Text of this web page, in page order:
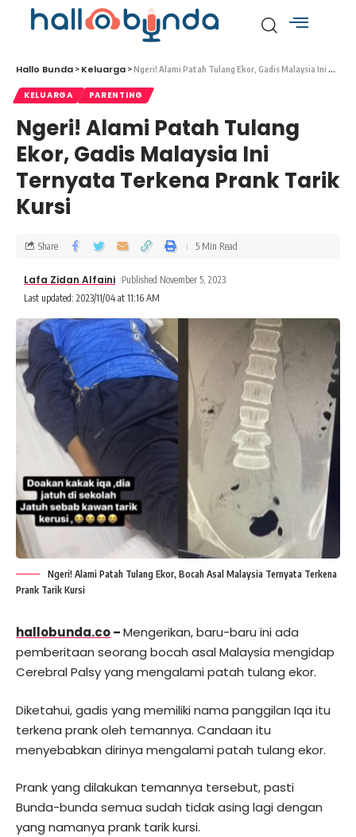
Hallo Bunda > Keluarga >Ngeri! Alami Patah Tulang Ekor, Gadis Malaysia Ini Ternyata Terkena Prank Tarik Kursi
KELUARGA PARENTING
Ngeri! Alami Patah Tulang
Ekor, Gadis Malaysia Ini
Ternyata Terkena Prank Tarik
Kursi
Last updated: 2023/11/04 at 11:16 AM
Lafa Zidan Alfaini Published November 5, 2023
Share 5 Min Read
Ngeri! Alami Patah Tulang Ekor, Bocah Asal Malaysia Ternyata Terkena
Prank Tarik Kursi
hallobunda.co–Mengerikan, baru-baru ini ada
pemberitaan seorang bocah asal Malaysia mengidap
Cerebral Palsy yang mengalami patah tulang ekor.
Diketahui, gadis yang memiliki nama panggilan Iqa itu
terkena prank oleh temannya. Candaan itu
menyebabkan dirinya mengalami patah tulang ekor.
Prank yang dilakukan temannya tersebut, pasti
Bunda-bunda semua sudah tidak asing lagi dengan
yang namanya prank tarik kursi.